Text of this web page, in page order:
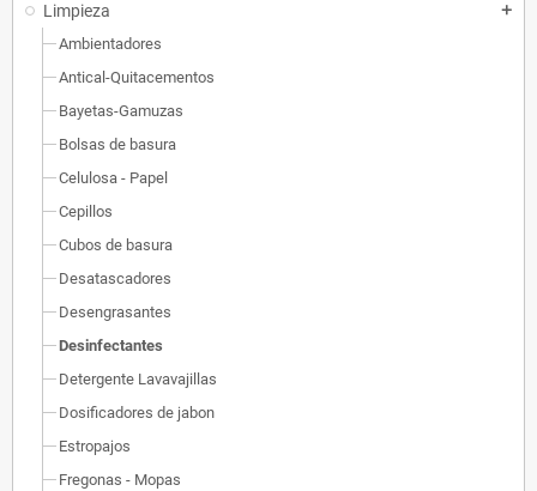
Limpieza add
Ambientadores
Antical-Quitacementos
Bayetas-Gamuzas
Bolsas de basura
Celulosa - Papel
Cepillos
Cubos de basura
Desatascadores
Desengrasantes
Desinfectantes
Detergente Lavavajillas
Dosificadores de jabon
Estropajos
Fregonas - Mopas